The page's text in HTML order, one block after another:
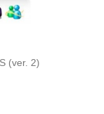
(ver. 2)